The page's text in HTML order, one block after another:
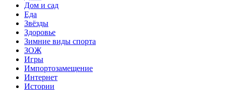
Дом и сад
Еда
Звёзды
Здоровье
Зимние виды спорта
ЗОЖ
Игры
Импортозамещение
Интернет
Истории